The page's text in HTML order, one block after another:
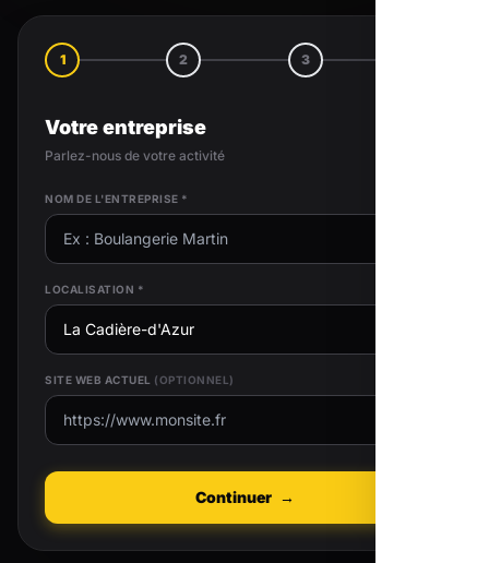
1 2 3
Votre entreprise
Parlez-nous de votre activité
NOM DE L'ENTREPRISE *
LOCALISATION *
SITE WEB ACTUEL (OPTIONNEL)
Continuer →